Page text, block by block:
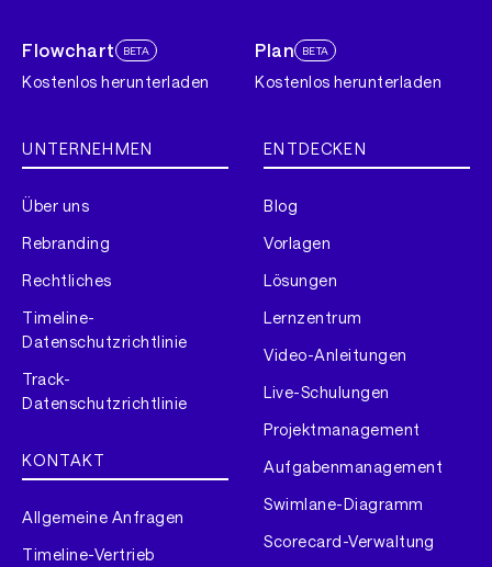
Flowchart BETA
Kostenlos herunterladen
Plan BETA
Kostenlos herunterladen
UNTERNEHMEN
Über uns
Rebranding
Rechtliches
Timeline-
Datenschutzrichtlinie
Track-
Datenschutzrichtlinie
KONTAKT
Allgemeine Anfragen
Timeline-Vertrieb
ENTDECKEN
Blog
Vorlagen
Lösungen
Lernzentrum
Video-Anleitungen
Live-Schulungen
Projektmanagement
Aufgabenmanagement
Swimlane-Diagramm
Scorecard-Verwaltung